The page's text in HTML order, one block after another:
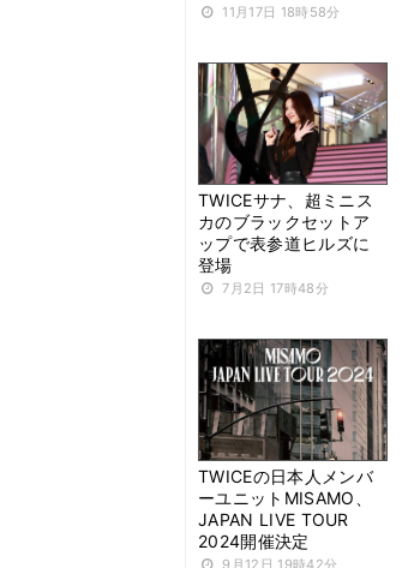
11月17日 18時58分
TWICEサナ、超ミニス
カのブラックセットア
ップで表参道ヒルズに
登場
7月2日 17時48分
TWICEの日本人メンバ
ーユニットMISAMO、
JAPAN LIVE TOUR
2024開催決定
9月12日 19時42分